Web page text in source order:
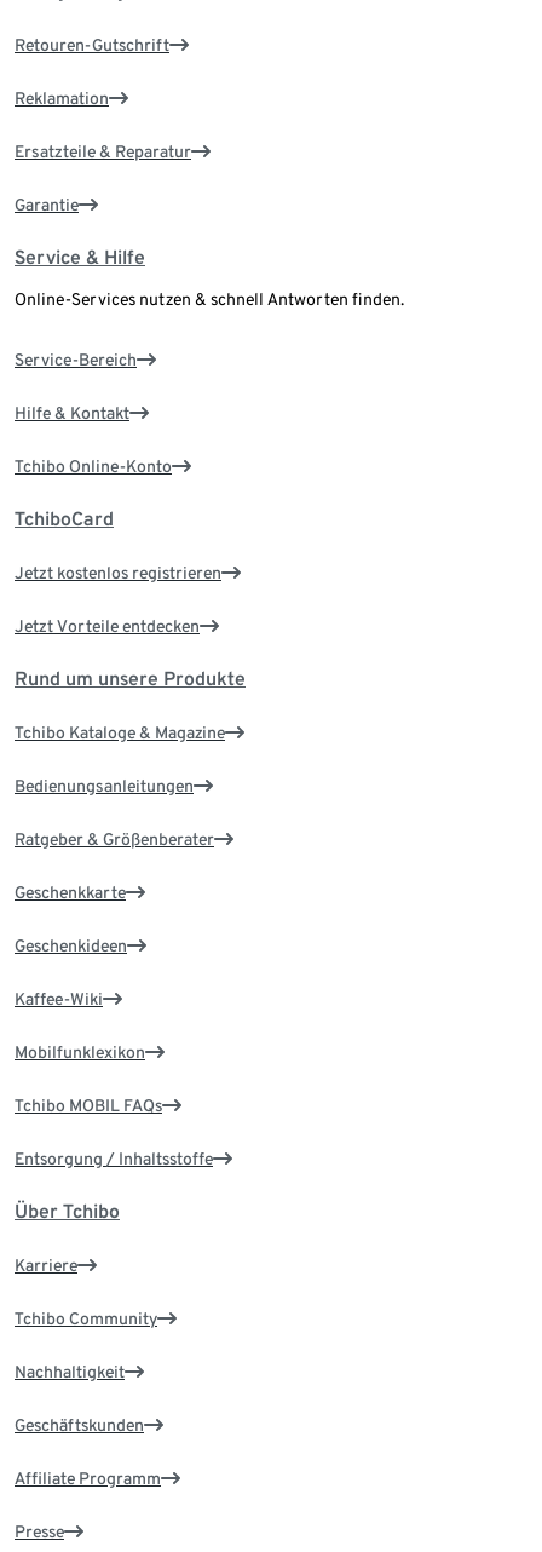
Retouren-Gutschrift
Reklamation
Ersatzteile & Reparatur
Garantie
Service & Hilfe
Online-Services nutzen & schnell Antworten finden.
Service-Bereich
Hilfe & Kontakt
Tchibo Online-Konto
TchiboCard
Jetzt kostenlos registrieren
Jetzt Vorteile entdecken
Rund um unsere Produkte
Tchibo Kataloge & Magazine
Bedienungsanleitungen
Ratgeber & Größenberater
Geschenkkarte
Geschenkideen
Kaffee-Wiki
Mobilfunklexikon
Tchibo MOBIL FAQs
Entsorgung / Inhaltsstoffe
Über Tchibo
Karriere
Tchibo Community
Nachhaltigkeit
Geschäftskunden
Affiliate Programm
Presse